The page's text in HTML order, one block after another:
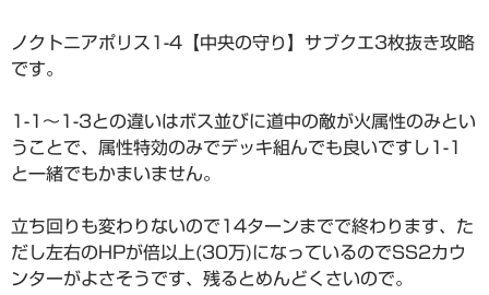
ノクトニアポリス1-4【中央の守り】サブクエ3枚抜き攻略
です。
1-1～1-3との違いはボス並びに道中の敵が火属性のみとい
うことで、属性特効のみでデッキ組んでも良いですし1-1
と一緒でもかまいません。
立ち回りも変わりないので14ターンまでで終わります、た
だし左右のHPが倍以上(30万)になっているのでSS2カウ
ンターがよさそうです、残るとめんどくさいので。